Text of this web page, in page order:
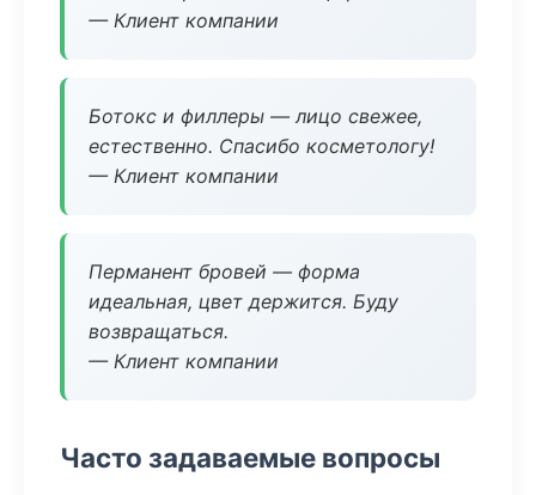
— Клиент компании
Ботокс и филлеры — лицо свежее,
естественно. Спасибо косметологу!
— Клиент компании
Перманент бровей — форма
идеальная, цвет держится. Буду
возвращаться.
— Клиент компании
Часто задаваемые вопросы